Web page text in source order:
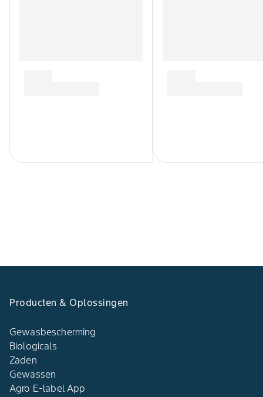
Producten & Oplossingen
Gewasbescherming
Biologicals
Zaden
Gewassen
Agro E-label App